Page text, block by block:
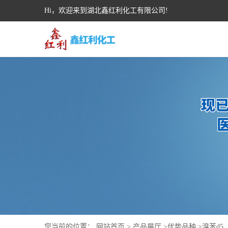
Hi，欢迎来到湖北鑫红利化工有限公司!